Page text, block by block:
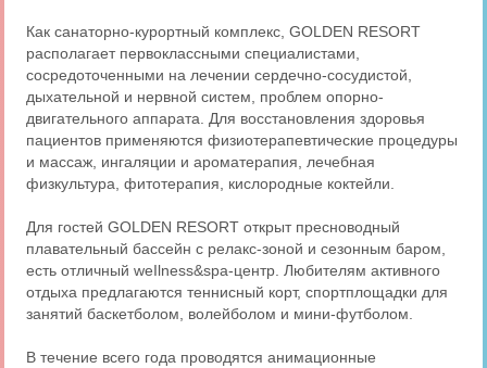
Как санаторно-курортный комплекс, GOLDEN RESORT
располагает первоклассными специалистами,
сосредоточенными на лечении сердечно-сосудистой,
дыхательной и нервной систем, проблем опорно-
двигательного аппарата. Для восстановления здоровья
пациентов применяются физиотерапевтические процедуры
и массаж, ингаляции и ароматерапия, лечебная
физкультура, фитотерапия, кислородные коктейли.
Для гостей GOLDEN RESORT открыт пресноводный
плавательный бассейн с релакс-зоной и сезонным баром,
есть отличный weIlness&spa-центр. Любителям активного
отдыха предлагаются теннисный корт, спортплощадки для
занятий баскетболом, волейболом и мини-футболом.
В течение всего года проводятся анимационные